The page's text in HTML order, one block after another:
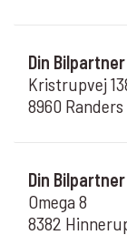
Din
Kristrupvej
8960 Randers
Din
Omega 8
8382